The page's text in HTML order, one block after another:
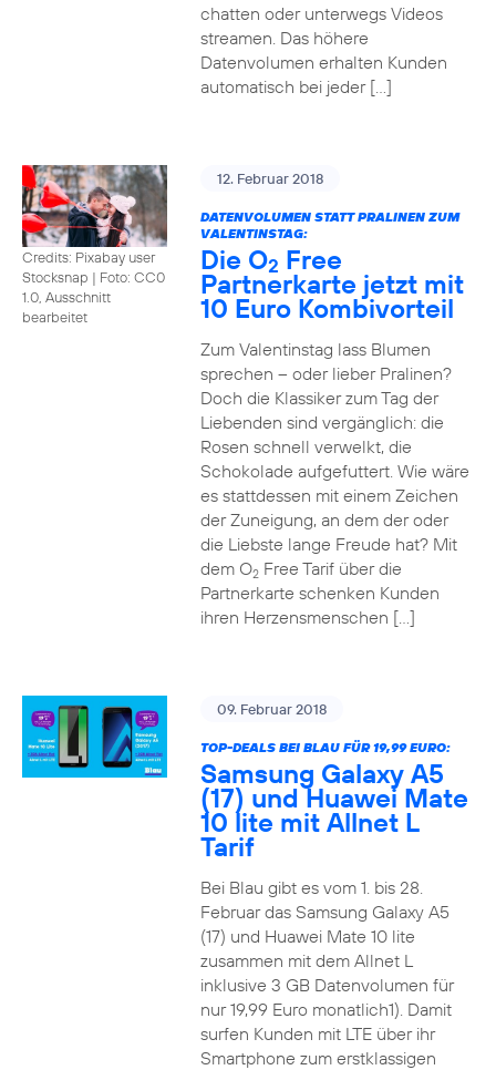
chatten oder unterwegs Videos
streamen. Das höhere
Datenvolumen erhalten Kunden
automatisch bei jeder […]
Credits: Pixabay user
Stocksnap | Foto: CC0
1.0, Ausschnitt
bearbeitet
12. Februar 2018
DATENVOLUMEN STATT PRALINEN ZUM
VALENTINSTAG:
Die O2 Free
Partnerkarte jetzt mit
10 Euro Kombivorteil
Zum Valentinstag lass Blumen
sprechen – oder lieber Pralinen?
Doch die Klassiker zum Tag der
Liebenden sind vergänglich: die
Rosen schnell verwelkt, die
Schokolade aufgefuttert. Wie wäre
es stattdessen mit einem Zeichen
der Zuneigung, an dem der oder
die Liebste lange Freude hat? Mit
dem O2Free Tarif über die
Partnerkarte schenken Kunden
ihren Herzensmenschen […]
09. Februar 2018
TOP-DEALS BEI BLAU FÜR 19,99 EURO:
Samsung Galaxy A5
(17) und Huawei Mate
10 lite mit Allnet L
Tarif
Bei Blau gibt es vom 1. bis 28.
Februar das Samsung Galaxy A5
(17) und Huawei Mate 10 lite
zusammen mit dem Allnet L
inklusive 3 GB Datenvolumen für
nur 19,99 Euro monatlich1). Damit
surfen Kunden mit LTE über ihr
Smartphone zum erstklassigen